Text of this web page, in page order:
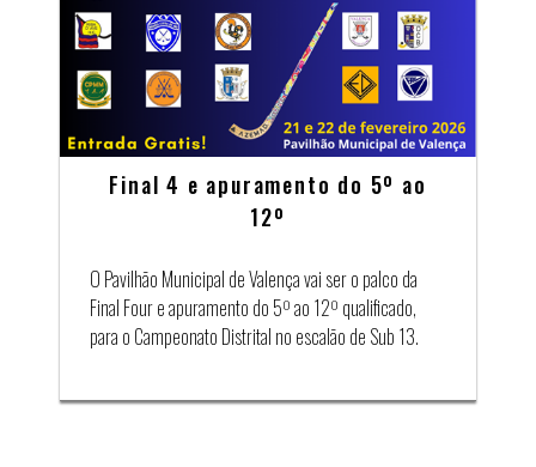
Final 4 e apuramento do 5º ao
12º
O Pavilhão Municipal de Valença vai ser o palco da
Final Four e apuramento do 5º ao 12º qualificado,
para o Campeonato Distrital no escalão de Sub 13.